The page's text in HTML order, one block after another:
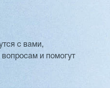
MX6015
с вами,
вопросам и помогут